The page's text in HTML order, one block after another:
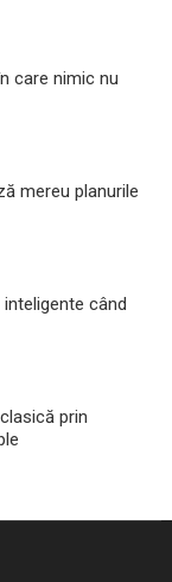
care nimic nu
mereu planurile
când
prin